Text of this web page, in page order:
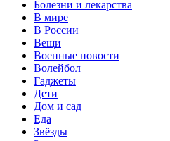
Болезни и лекарства
В мире
В России
Вещи
Военные новости
Волейбол
Гаджеты
Дети
Дом и сад
Еда
Звёзды